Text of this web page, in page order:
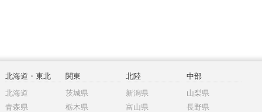
北海道・東北
北海道
青森県
関東
茨城県
栃木県
北陸
新潟県
富山県
中部
山梨県
長野県